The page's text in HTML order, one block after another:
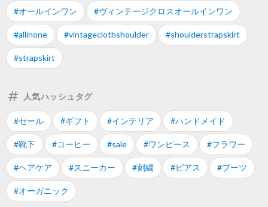
#オールインワン #ヴィンテージクロスオールインワン
#allinone #vintageclothshoulder #shoulderstrapskirt
#strapskirt
人気ハッシュタグ
#セール #ギフト #インテリア #ハンドメイド
#靴下 #コーヒー #sale #ワンピース #フラワー
#ヘアケア #スニーカー #刺繍 #ピアス #ブーツ
#オーガニック